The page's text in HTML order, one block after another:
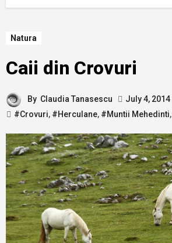
Natura
Caii din Crovuri
By Claudia Tanasescu
July 4, 2014
#Crovuri, #Herculane, #Muntii Mehedinti,